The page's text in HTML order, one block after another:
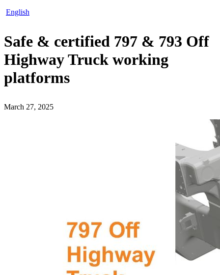
English
Safe & certified 797 & 793 Off
Highway Truck working
platforms
March 27, 2025